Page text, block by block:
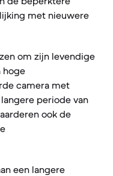
met nieuwere
om zijn levendige
hoge
camera met
periode van
ook de
een langere